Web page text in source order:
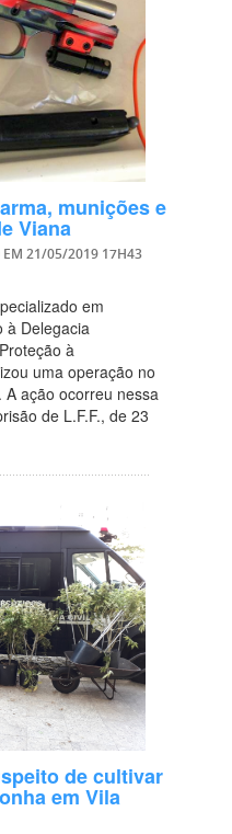
munições e
Viana
21/05/2019 17H43
em
à Delegacia
à
uma operação no
ação ocorreu nessa
de L.F.F., de 23
de cultivar
em Vila